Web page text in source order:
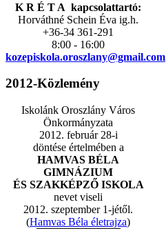
K R É T A kapcsolattartó:
Horváthné Schein Éva ig.h.
+36-34 361-291
8:00 - 16:00
kozepiskola.oroszlany@gmail.com
2012-Közlemény
Iskolánk Oroszlány Város
Önkormányzata
2012. február 28-i
döntése értelmében a
HAMVAS BÉLA
GIMNÁZIUM
ÉS SZAKKÉPZŐ ISKOLA
nevet viseli
2012. szeptember 1-jétől.
(Hamvas Béla életrajza)